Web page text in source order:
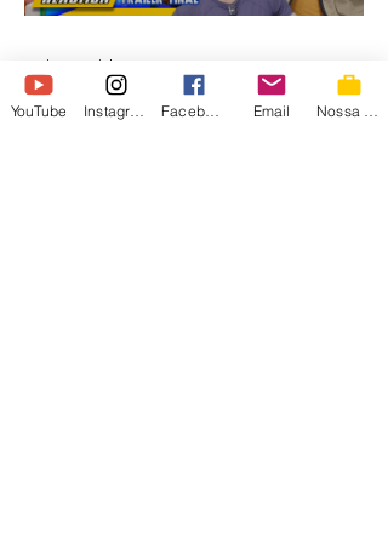
SEM SPOILER, para f
irmaospiologo
27 de mai.
YouTube Email